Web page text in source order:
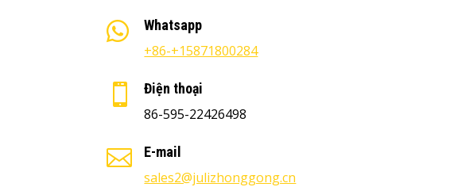
 Whatsapp
+86-+15871800284
 Điện thoại
86-595-22426498
 E-mail
sales2@julizhonggong.cn